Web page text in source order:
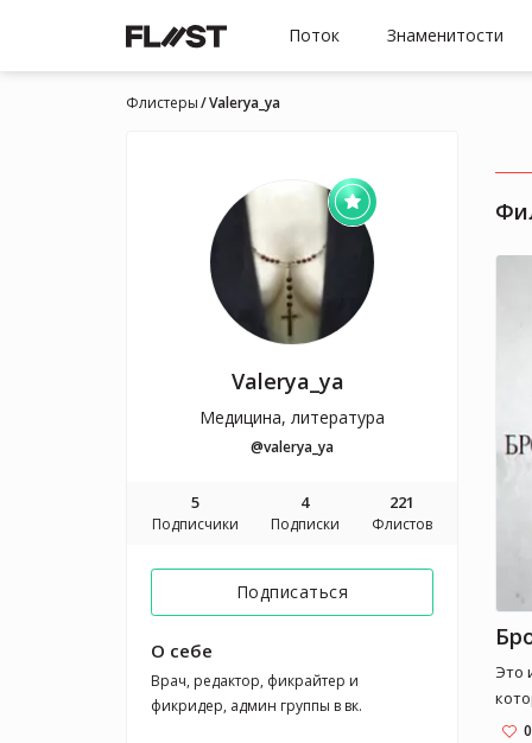
Поток Знаменитости
Флистеры Valerya_ya
Valerya_ya
Медицина, литература
@valerya_ya
5
Подписчики
4
Подписки
221
Флистов
Подписаться
О себе
Врач, редактор, фикрайтер и
фикридер, админ группы в вк.
Это
0